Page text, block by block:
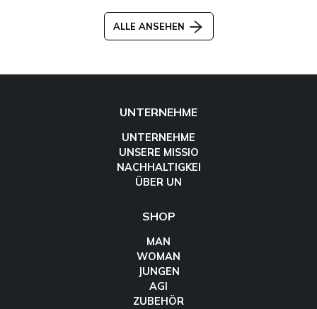
ALLE ANSEHEN
UNTERNEHME
UNTERNEHME
UNSERE MISSIO
NACHHALTIGKEI
ÜBER UN
SHOP
MAN
WOMAN
JUNGEN
AGI
ZUBEHÖR